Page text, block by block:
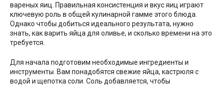
вареных яиц. Правильная консистенция и вкус яиц играют
ключевую роль в общей кулинарной гамме этого блюда.
Однако чтобы добиться идеального результата, нужно
знать, как варить яйца для оливье, и сколько времени на это
требуется.
Для начала подготовим необходимые ингредиенты и
инструменты. Вам понадобятся свежие яйца, кастрюля с
водой и щепотка соли. Соль добавляется, чтобы